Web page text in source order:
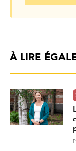
À LIRE